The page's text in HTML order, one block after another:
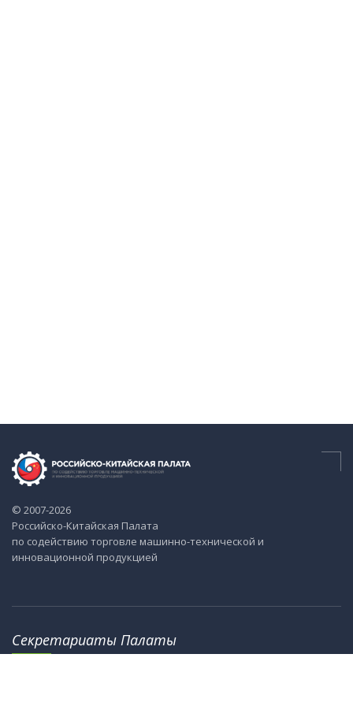
© 2007-2026
Российско-Китайская Палата
по содействию торговле машинно-технической и
инновационной продукцией
Секретариаты Палаты